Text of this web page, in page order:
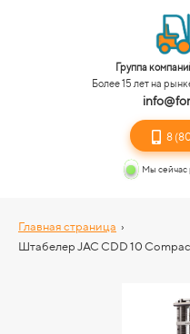
Группа
Более 15 лет на
8
Мы сейчас
Главная страница ›
Штабелер JAC CDD 10